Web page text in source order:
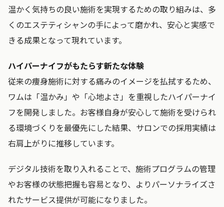
温かく気持ちの良い施術を実現するための取り組みは、多
くのエステティシャンの手によって磨かれ、安心と実感で
きる成果となって現れています。
ハイパーナイフがもたらす新たな体験
従来の痩身施術に対する痛みのイメージを払拭するため、
ワムは「温かみ」や「心地よさ」を重視したハイパーナイ
フを開発しました。お客様自身が安心して施術を受けられ
る環境づくりを最優先にした結果、サロンでの採用実績は
右肩上がりに推移しています。
デジタル技術を取り入れることで、施術プログラムの管理
やお客様の状態把握も容易となり、よりパーソナライズさ
れたサービス提供が可能になりました。